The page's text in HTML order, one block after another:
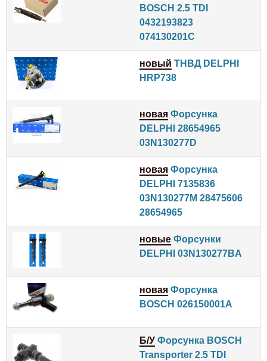
BOSCH 2.5 TDI
0432193823
074130201C
новый ТНВД DELPHI
HRP738
новая Форсунка
DELPHI 28654965
03N130277D
новая Форсунка
DELPHI 7135836
03N130277M 28475606
28654965
новые Форсунки
DELPHI 03N130277BA
новая Форсунка
BOSCH 026150001A
Б/У Форсунка BOSCH
Transporter 2.5 TDI